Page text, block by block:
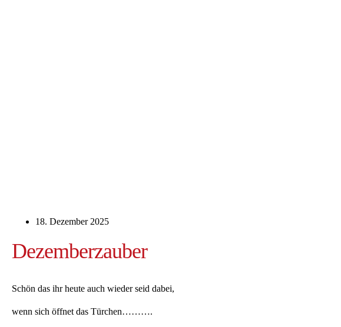
18. Dezember 2025
Dezemberzauber
Schön das ihr heute auch wieder seid dabei,
wenn sich öffnet das Türchen……….